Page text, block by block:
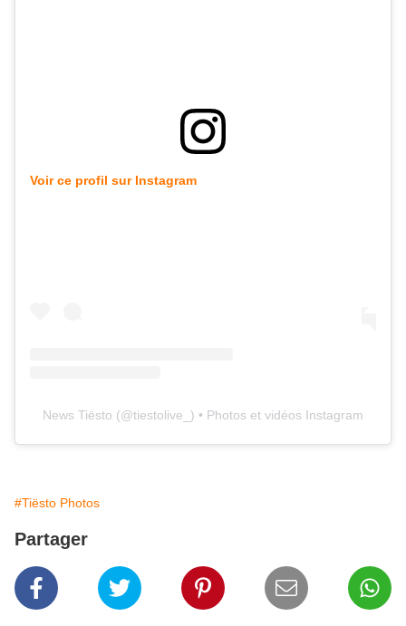
Voir ce profil sur Instagram
News Tiësto (@tiestolive_ ) • Photos et vidéos Instagram
#Tiësto Photos
Partager